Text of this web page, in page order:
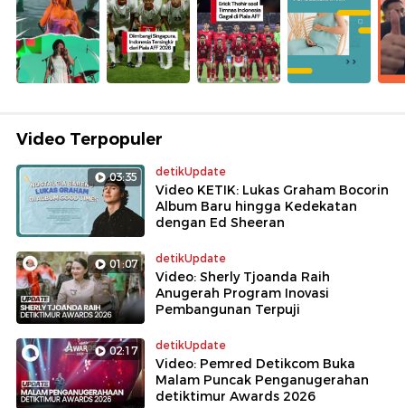
Video Terpopuler
03:35 detikUpdate
Video KETIK: Lukas Graham Bocorin
Album Baru hingga Kedekatan
dengan Ed Sheeran
01:07 detikUpdate
Video: Sherly Tjoanda Raih
Anugerah Program Inovasi
Pembangunan Terpuji
02:17 detikUpdate
Video: Pemred Detikcom Buka
Malam Puncak Penganugerahan
detiktimur Awards 2026